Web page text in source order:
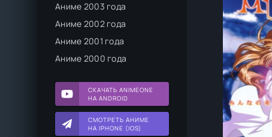
Аниме 2003 года
Аниме 2002 года
Аниме 2001 года
Аниме 2000 года
СКАЧАТЬ ANIMEONE
НА ANDROID
СМОТРЕТЬ АНИМЕ
НА IPHONE (IOS)